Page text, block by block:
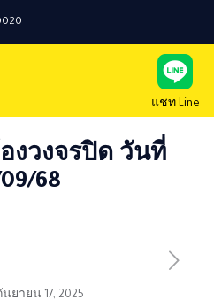
แชท Line
งวงจรปิด วันที่
68
นยายน 17, 2025